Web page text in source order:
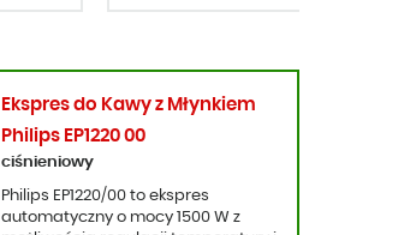
Ekspres do Kawy z Młynkiem
Philips EP1220 00
ciśnieniowy
Philips EP1220/00 to ekspres
automatyczny o mocy 1500 W z